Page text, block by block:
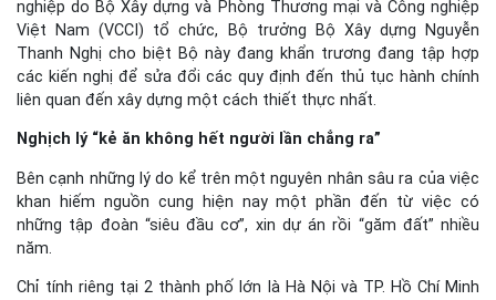
nghiệp do Bộ Xây dựng và Phòng Thương mại và Công nghiệp
Việt Nam (VCCI) tổ chức, Bộ trưởng Bộ Xây dựng Nguyễn
Thanh Nghị cho biệt Bộ này đang khẩn trương đang tập hợp
các kiến nghị để sửa đổi các quy định đến thủ tục hành chính
liên quan đến xây dựng một cách thiết thực nhất.
Nghịch lý “kẻ ăn không hết người lần chẳng ra”
Bên cạnh những lý do kể trên một nguyên nhân sâu ra của việc
khan hiếm nguồn cung hiện nay một phần đến từ việc có
những tập đoàn “siêu đầu cơ”, xin dự án rồi “găm đất” nhiều
năm.
Chỉ tính riêng tại 2 thành phố lớn là Hà Nội và TP. Hồ Chí Minh